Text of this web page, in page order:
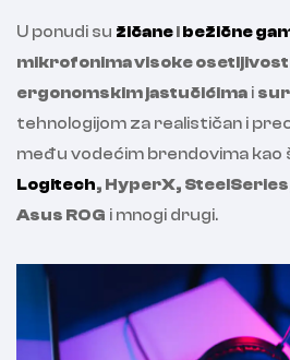
U ponudi su žičaneibežične
mikrofonima visoke
ergonomskim jastučićima i
tehnologijom za realističan i
među vodećim brendovima kao
Logitech, HyperX,
Asus ROG i mnogi drugi.